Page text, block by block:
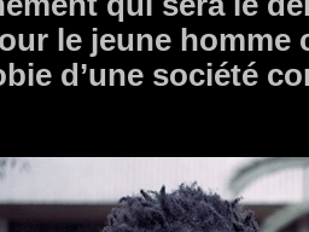
le jeune homme
d’une société